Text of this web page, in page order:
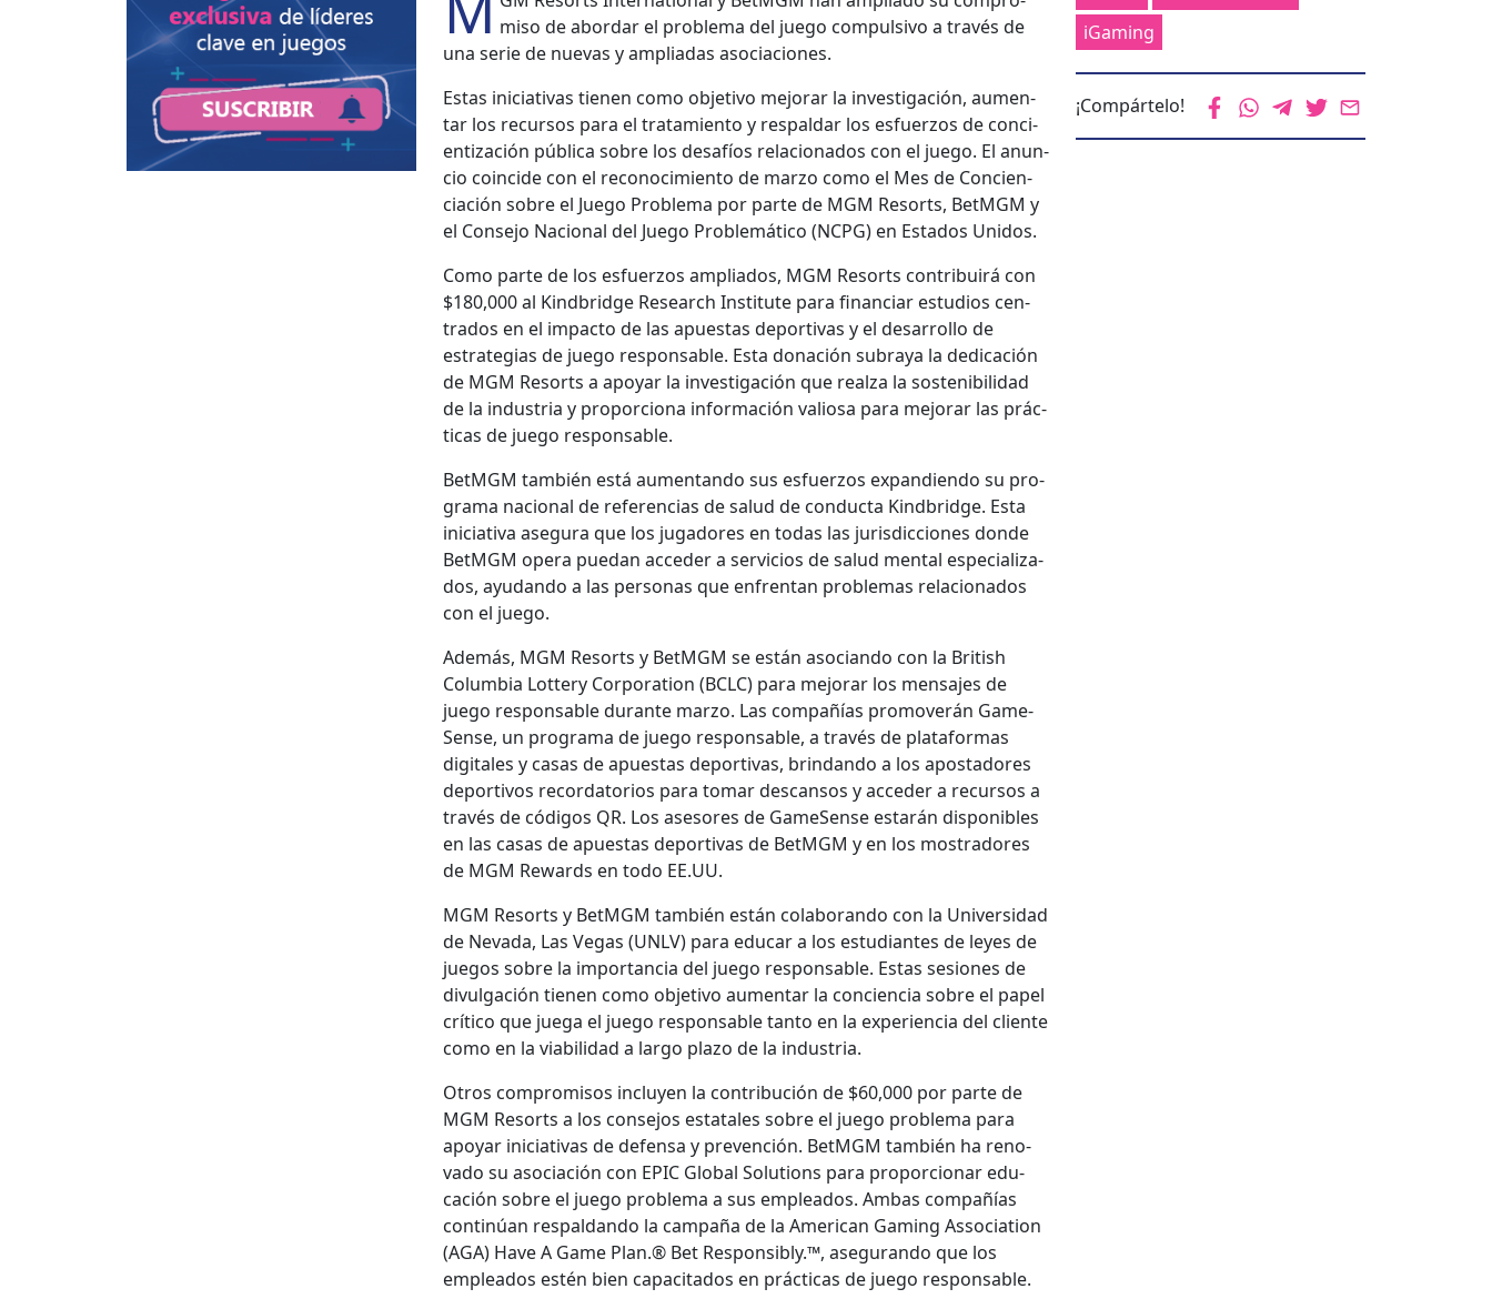
miso de abor­dar el prob­le­ma del juego com­pul­si­vo a través de
una serie de nuevas y ampli­adas aso­cia­ciones.
Estas ini­cia­ti­vas tienen como obje­ti­vo mejo­rar la inves­ti­gación, aumen­
tar los recur­sos para el tratamien­to y respal­dar los esfuer­zos de con­ci­
en­ti­zación públi­ca sobre los desafíos rela­ciona­dos con el juego. El anun­
cio coin­cide con el reconocimien­to de mar­zo como el Mes de Con­cien­
ciación sobre el Juego Prob­le­ma por parte de MGM Resorts, Bet­MGM y
el Con­se­jo Nacional del Juego Prob­lemáti­co (NCPG) en Esta­dos Unidos.
Como parte de los esfuer­zos ampli­a­dos, MGM Resorts con­tribuirá con
$180,000 al Kind­bridge Research Insti­tute para finan­ciar estu­dios cen­
tra­dos en el impacto de las apues­tas deporti­vas y el desar­rol­lo de
estrate­gias de juego respon­s­able. Esta donación sub­raya la ded­i­cación
de MGM Resorts a apo­yar la inves­ti­gación que realza la sosteni­bil­i­dad
de la indus­tria y pro­por­ciona infor­ma­ción valiosa para mejo­rar las prác­
ti­cas de juego respon­s­able.
Bet­MGM tam­bién está aumen­tan­do sus esfuer­zos expan­di­en­do su pro­
gra­ma nacional de ref­er­en­cias de salud de con­duc­ta Kind­bridge. Esta
ini­cia­ti­va ase­gu­ra que los jugadores en todas las juris­dic­ciones donde
Bet­MGM opera puedan acced­er a ser­vi­cios de salud men­tal espe­cial­iza­
dos, ayu­dan­do a las per­sonas que enfrentan prob­le­mas rela­ciona­dos
con el juego.
Además, MGM Resorts y Bet­MGM se están aso­cian­do con la British
Colum­bia Lot­tery Cor­po­ra­tion (BCLC) para mejo­rar los men­sajes de
juego respon­s­able durante mar­zo. Las com­pañías pro­moverán Game­
Sense, un pro­gra­ma de juego respon­s­able, a través de platafor­mas
dig­i­tales y casas de apues­tas deporti­vas, brin­dan­do a los apos­ta­dores
deportivos recorda­to­rios para tomar des­can­sos y acced­er a recur­sos a
través de códi­gos QR. Los asesores de Game­Sense estarán disponibles
en las casas de apues­tas deporti­vas de Bet­MGM y en los mostradores
de MGM Rewards en todo EE.UU.
MGM Resorts y Bet­MGM tam­bién están colab­o­ran­do con la Uni­ver­si­dad
de Neva­da, Las Vegas (UNLV) para edu­car a los estu­di­antes de leyes de
jue­gos sobre la impor­tan­cia del juego respon­s­able. Estas sesiones de
divul­gación tienen como obje­ti­vo aumen­tar la con­cien­cia sobre el papel
críti­co que jue­ga el juego respon­s­able tan­to en la expe­ri­en­cia del cliente
como en la via­bil­i­dad a largo pla­zo de la indus­tria.
Otros com­pro­misos incluyen la con­tribu­ción de $60,000 por parte de
MGM Resorts a los con­se­jos estatales sobre el juego prob­le­ma para
apo­yar ini­cia­ti­vas de defen­sa y pre­ven­ción. Bet­MGM tam­bién ha ren­o­
va­do su aso­ciación con EPIC Glob­al Solu­tions para pro­por­cionar edu­
cación sobre el juego prob­le­ma a sus emplea­d­os. Ambas com­pañías
con­tinúan respal­dan­do la cam­paña de la Amer­i­can Gam­ing Asso­ci­a­tion
(AGA) Have A Game Plan.® Bet Respon­si­bly.™, ase­gu­ran­do que los
emplea­d­os estén bien capac­i­ta­dos en prác­ti­cas de juego respon­s­able.
iGaming
¡Compártelo!